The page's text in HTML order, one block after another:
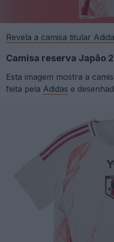
Revela a camisa titular
Camisa reserva Japão
Esta imagem mostra a
feita pela Adidas e